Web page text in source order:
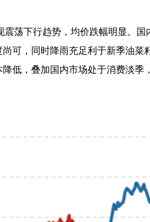
震荡下行趋势，均价跌幅明显。
可，同时降雨充足利于新季油
低，叠加国内市场处于消费淡